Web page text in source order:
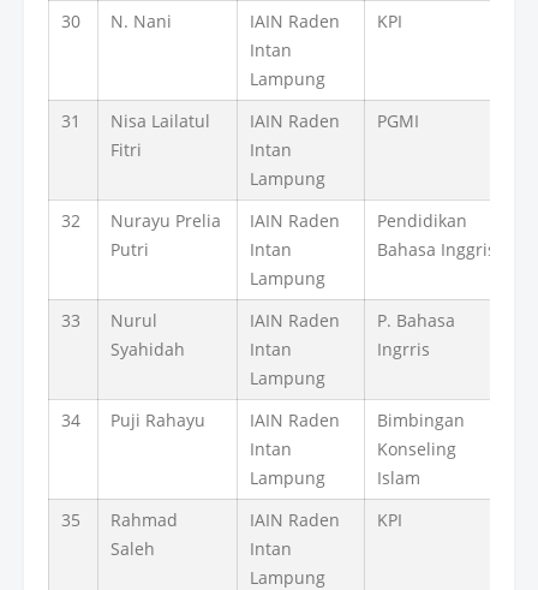
30 N. Nani
IAIN Raden
Intan
Lampung
KPI
31
Nisa Lailatul
Fitri
IAIN Raden
Intan
Lampung
PGMI
32
Nurayu Prelia
Putri
IAIN Raden
Intan
Lampung
Pendidikan
Bahasa Inggris
33
Nurul
Syahidah
IAIN Raden
Intan
Lampung
P. Bahasa
Ingrris
34 Puji Rahayu
IAIN Raden
Intan
Lampung
Bimbingan
Konseling
Islam
35
Rahmad
Saleh
IAIN Raden
Intan
Lampung
KPI